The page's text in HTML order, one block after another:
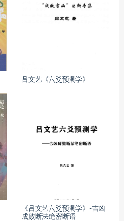
吕文艺《六爻预测学》
《吕文艺六爻预测学》-吉凶
成败断法绝密断语